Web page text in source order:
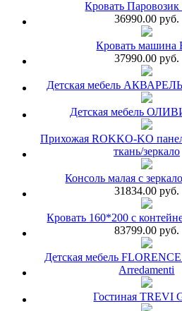
Кровать
36990.00 руб.
Кровать машина
37990.00 руб.
Детская мебель
Детская мебель
Прихожая ROKKO-KO
ткань/зеркало
Консоль малая с
31834.00 руб.
Кровать 160*200 с
83799.00 руб.
Детская мебель
Arredamenti
Гостиная TREVI